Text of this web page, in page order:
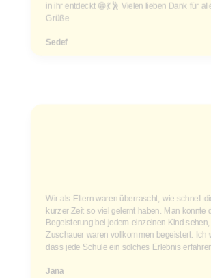
in ihr entdeckt 😁💃🕺 Vielen lieben Dank für
Grüße
Sedef
Wir als Eltern waren überrascht, wie schnell
kurzer Zeit so viel gelernt haben. Man konnte
Begeisterung bei jedem einzelnen Kind
Zuschauer waren vollkommen begeistert. Ich
dass jede Schule ein solches Erlebnis
Jana